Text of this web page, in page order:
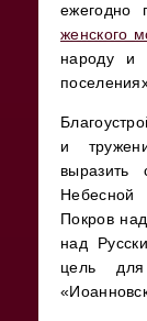
ежегодно
женского
народу и
и
выразить
Небесной
Покров
над
цель